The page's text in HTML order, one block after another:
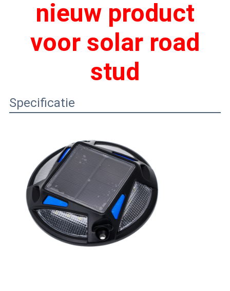
nieuw product
voor solar road
stud
Specificatie